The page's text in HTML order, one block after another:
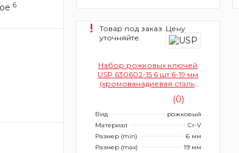
6
Товар под заказ. Цену
уточняйте.
Набор рожковых ключей
USP 630602-15 6 шт 6-19 мм
(хромованадиевая сталь,
покрытие, тетроновый
(0)
Вид
рожковый
Материал
Cr-V
Размер (min)
6 мм
Размер (max)
19 мм